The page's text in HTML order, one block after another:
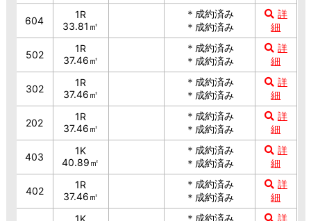
604
1R
33.81㎡
＊成約済み
＊成約済み
詳
細
502
1R
37.46㎡
＊成約済み
＊成約済み
詳
細
302
1R
37.46㎡
＊成約済み
＊成約済み
詳
細
202
1R
37.46㎡
＊成約済み
＊成約済み
詳
細
403
1K
40.89㎡
＊成約済み
＊成約済み
詳
細
402
1R
37.46㎡
＊成約済み
＊成約済み
詳
細
＊成約済み
詳